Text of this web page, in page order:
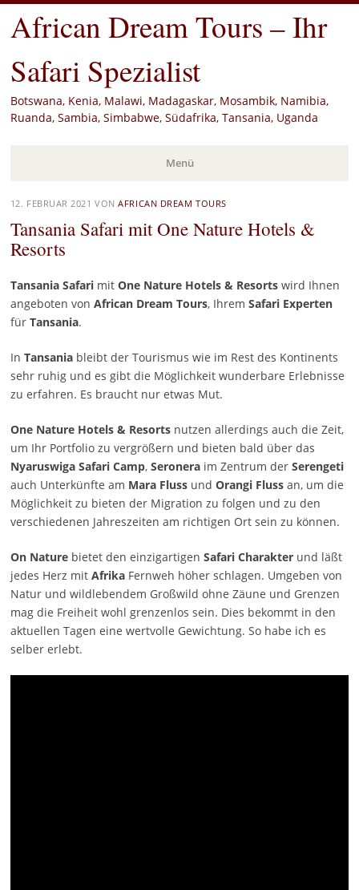
African Dream Tours – Ihr
Safari Spezialist
Botswana, Kenia, Malawi, Madagaskar, Mosambik, Namibia,
Ruanda, Sambia, Simbabwe, Südafrika, Tansania, Uganda
Menü
Zum
Inhalt
springen
12. FEBRUAR 2021 VONAFRICAN DREAM TOURS
Tansania Safari mit One Nature Hotels &
Resorts
Tansania Safarimit One Nature Hotels & Resortswird Ihnen
angeboten von African Dream Tours, Ihrem Safari Experten
für Tansania.
In Tansaniableibt der Tourismus wie im Rest des Kontinents
sehr ruhig und es gibt die Möglichkeit wunderbare Erlebnisse
zu erfahren. Es braucht nur etwas Mut.
One Nature Hotels & Resortsnutzen allerdings auch die Zeit,
um Ihr Portfolio zu vergrößern und bieten bald über das
Nyaruswiga Safari Camp, Seroneraim Zentrum der Serengeti
auch Unterkünfte am Mara Fluss und Orangi Flussan, um die
Möglichkeit zu bieten der Migration zu folgen und zu den
verschiedenen Jahreszeiten am richtigen Ort sein zu können.
On Naturebietet den einzigartigen Safari Charakterund läßt
jedes Herz mit AfrikaFernweh höher schlagen. Umgeben von
Natur und wildlebendem Großwild ohne Zäune und Grenzen
mag die Freiheit wohl grenzenlos sein. Dies bekommt in den
aktuellen Tagen eine wertvolle Gewichtung. So habe ich es
selber erlebt.